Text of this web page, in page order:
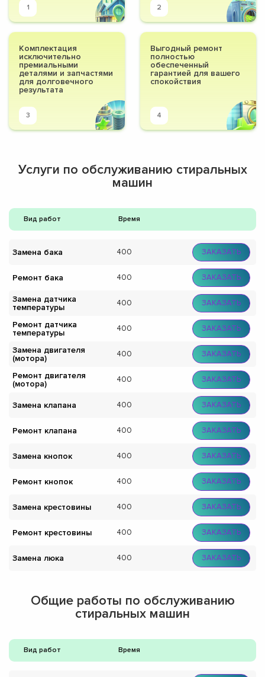
1 2
Комплектация
исключительно
премиальными
деталями и запчастями
для долговечного
результата
3
Выгодный ремонт
полностью
обеспеченный
гарантией для вашего
спокойствия
4
Услуги по обслуживанию стиральных
машин
Вид работ Время
Замена бака 400 ЗАКАЗАТЬ
Ремонт бака 400 ЗАКАЗАТЬ
Замена датчика
температуры
400 ЗАКАЗАТЬ
Ремонт датчика
температуры
400 ЗАКАЗАТЬ
Замена двигателя
(мотора)
400 ЗАКАЗАТЬ
Ремонт двигателя
(мотора)
400 ЗАКАЗАТЬ
Замена клапана 400 ЗАКАЗАТЬ
Ремонт клапана 400 ЗАКАЗАТЬ
Замена кнопок 400 ЗАКАЗАТЬ
Ремонт кнопок 400 ЗАКАЗАТЬ
Замена крестовины 400 ЗАКАЗАТЬ
Ремонт крестовины 400 ЗАКАЗАТЬ
Замена люка 400 ЗАКАЗАТЬ
Общие работы по обслуживанию
стиральных машин
Вид работ Время